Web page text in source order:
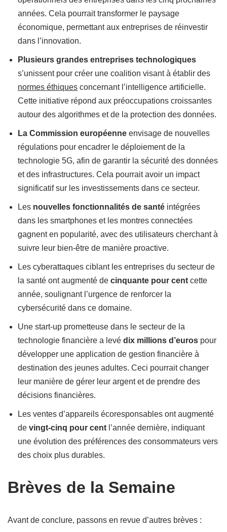
années. Cela pourrait transformer le paysage
économique, permettant aux entreprises de réinvestir
dans l’innovation.
Plusieurs grandes entreprises technologiques
s’unissent pour créer une coalition visant à établir des
normes éthiques concernant l’intelligence artificielle.
Cette initiative répond aux préoccupations croissantes
autour des algorithmes et de la protection des données.
La Commission européenne envisage de nouvelles
régulations pour encadrer le déploiement de la
technologie 5G, afin de garantir la sécurité des données
et des infrastructures. Cela pourrait avoir un impact
significatif sur les investissements dans ce secteur.
Les nouvelles fonctionnalités de santé intégrées
dans les smartphones et les montres connectées
gagnent en popularité, avec des utilisateurs cherchant à
suivre leur bien-être de manière proactive.
Les cyberattaques ciblant les entreprises du secteur de
la santé ont augmenté de cinquante pour cent cette
année, soulignant l’urgence de renforcer la
cybersécurité dans ce domaine.
Une start-up prometteuse dans le secteur de la
technologie financière a levé dix millions d’euros pour
développer une application de gestion financière à
destination des jeunes adultes. Ceci pourrait changer
leur manière de gérer leur argent et de prendre des
décisions financières.
Les ventes d’appareils écoresponsables ont augmenté
de vingt-cinq pour cent l’année dernière, indiquant
une évolution des préférences des consommateurs vers
des choix plus durables.
Brèves de la Semaine
Avant de conclure, passons en revue d’autres brèves :